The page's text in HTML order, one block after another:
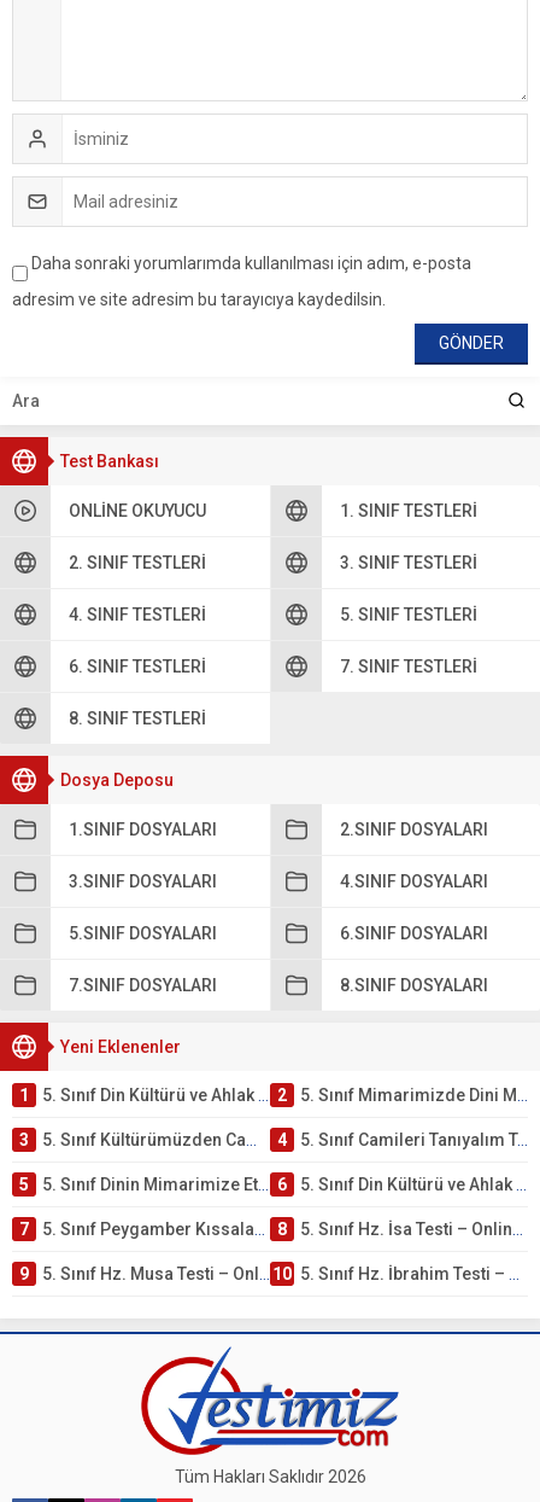
Test Bankası
ONLINE OKUYUCU 1. SINIF TESTLERI
2. SINIF TESTLERI 3. SINIF TESTLERI
4. SINIF TESTLERI 5. SINIF TESTLERI
6. SINIF TESTLERI 7. SINIF TESTLERI
8. SINIF TESTLERI
Dosya Deposu
1.SINIF DOSYALARI 2.SINIF DOSYALARI
3.SINIF DOSYALARI 4.SINIF DOSYALARI
5.SINIF DOSYALARI 6.SINIF DOSYALARI
7.SINIF DOSYALARI 8.SINIF DOSYALARI
Yeni Eklenenler
1 5. Sınıf Din Kültürü ve Ahlak Bilgisi 4. Ünite: Mimarimizde Dini Motifler Çalışmaları 2 5. Sınıf Mimarimizde Dini Motifler Ünite Testi – Online Çöz
3 5. Sınıf Kültürümüzden Cami Örnekleri Testi – Online Çöz 4 5. Sınıf Camileri Tanıyalım Testi – Online Çöz
5 5. Sınıf Dinin Mimarimize Etkisi Testi – Online Çöz 6 5. Sınıf Din Kültürü ve Ahlak Bilgisi 4. Ünite: Peygamber Kıssaları Çalışmaları
7 5. Sınıf Peygamber Kıssaları Ünite Testi – Online Çöz 8 5. Sınıf Hz. İsa Testi – Online Çöz
9 5. Sınıf Hz. Musa Testi – Online Çöz 10 5. Sınıf Hz. İbrahim Testi – Online Çöz
Daha sonraki yorumlarımda kullanılması için adım, e-posta
adresim ve site adresim bu tarayıcıya kaydedilsin.
Tüm Hakları Saklıdır 2026